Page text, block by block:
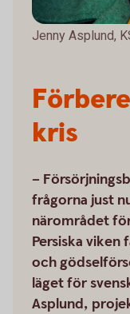
kris
–
frågorna just
närområdet
Persiska viken
och
läget för
Asplund,
Jenny Asplund,